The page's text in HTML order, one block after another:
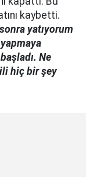
kaybetti.
yatıyorum
Ne
hiç bir şey